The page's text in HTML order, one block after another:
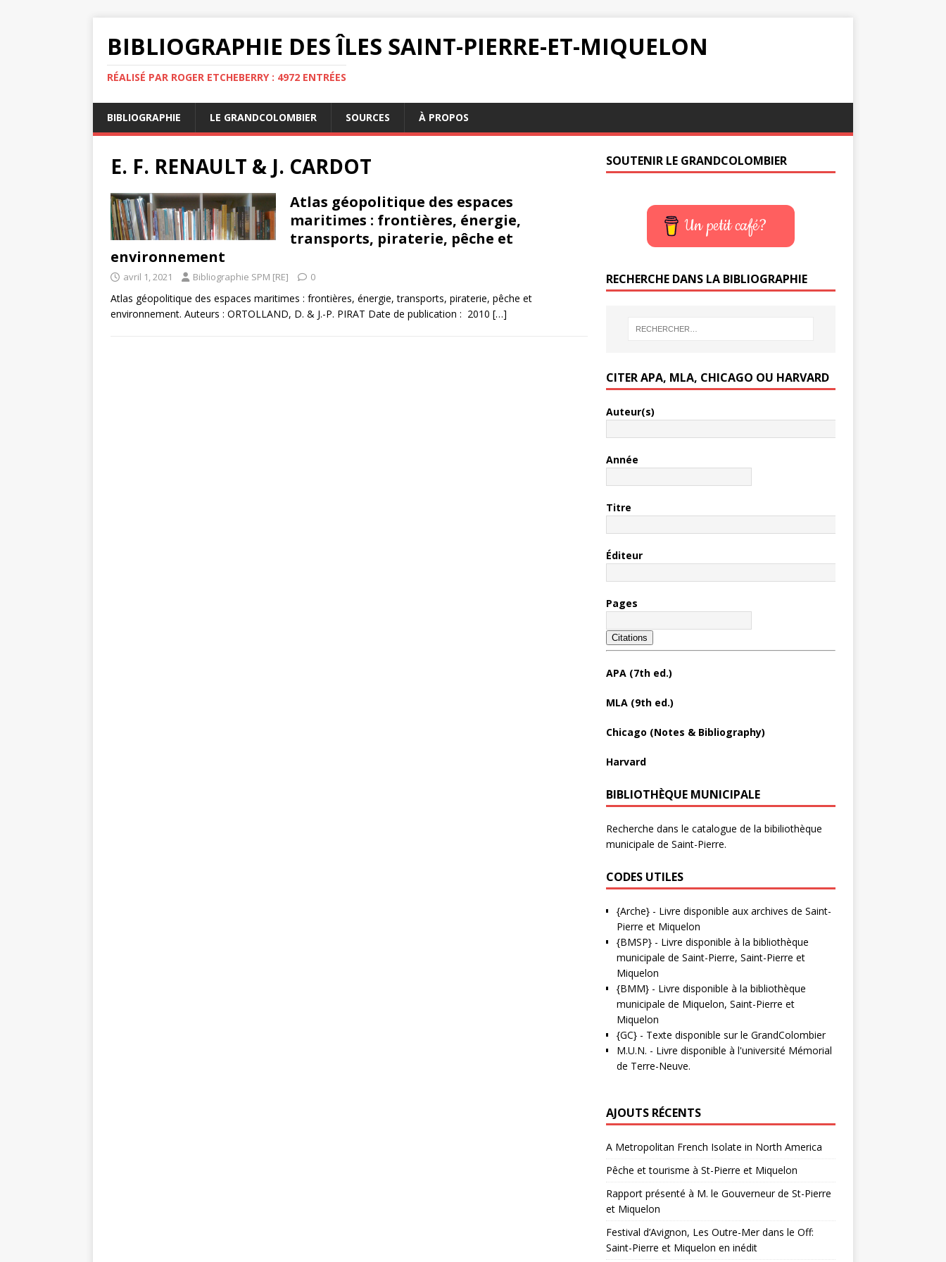
BIBLIOGRAPHIE DES ÎLES SAINT-PIERRE-ET-MIQUELON
RÉALISÉ PAR ROGER ETCHEBERRY : 4972 ENTRÉES
BIBLIOGRAPHIE LE GRANDCOLOMBIER SOURCES À PROPOS
E. F. RENAULT & J. CARDOT
Atlas géopolitique des espaces
maritimes : frontières, énergie,
transports, piraterie, pêche et
environnement
avril 1, 2021 Bibliographie SPM [RE] 0
Atlas géopolitique des espaces maritimes : frontières, énergie, transports, piraterie, pêche et
environnement. Auteurs : ORTOLLAND, D. & J.-P. PIRAT Date de publication : 2010 […]
SOUTENIR LE GRANDCOLOMBIER
Un petit café?
RECHERCHE DANS LA BIBLIOGRAPHIE
CITER APA, MLA, CHICAGO OU HARVARD
Auteur(s)
Année
Titre
Éditeur
Pages
Citations
APA (7th ed.)
MLA (9th ed.)
Chicago (Notes & Bibliography)
Harvard
BIBLIOTHÈQUE MUNICIPALE
Recherche dans le catalogue de la bibiliothèque
municipale de Saint-Pierre.
CODES UTILES
{Arche}- Livre disponible aux archives de Saint-
Pierre et Miquelon
{BMSP}- Livre disponible à la bibliothèque
municipale de Saint-Pierre, Saint-Pierre et
Miquelon
{BMM}- Livre disponible à la bibliothèque
municipale de Miquelon, Saint-Pierre et
Miquelon
{GC}- Texte disponible sur le GrandColombier
M.U.N. - Livre disponible à l'université Mémorial
de Terre-Neuve.
AJOUTS RÉCENTS
A Metropolitan French Isolate in North America
Pêche et tourisme à St-Pierre et Miquelon
Rapport présenté à M. le Gouverneur de St-Pierre
et Miquelon
Festival d’Avignon, Les Outre-Mer dans le Off:
Saint-Pierre et Miquelon en inédit